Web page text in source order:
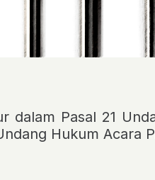
dalam Pasal 21
Hukum Acara